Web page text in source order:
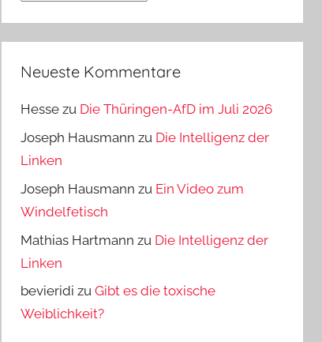
Neueste Kommentare
Hesse zu Die Thüringen-AfD im Juli 2026
Joseph Hausmann zu Die Intelligenz der
Linken
Joseph Hausmann zu Ein Video zum
Windelfetisch
Mathias Hartmann zu Die Intelligenz der
Linken
bevieridi zuGibt es die toxische
Weiblichkeit?